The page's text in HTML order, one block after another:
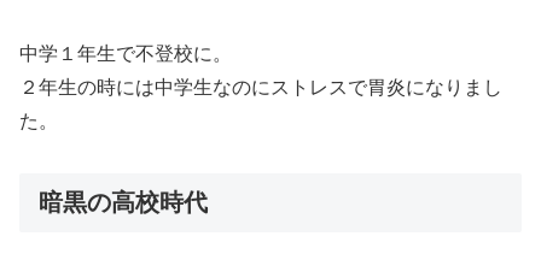
中学１年生で不登校に。
２年生の時には中学生なのにストレスで胃炎になりまし
た。
暗黒の高校時代